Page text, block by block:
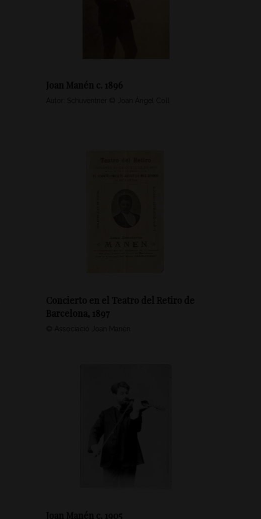
Joan Manén c. 1896
Autor: Schuventner © Joan Àngel Coll
Concierto en el Teatro del Retiro de
Barcelona, 1897
© Associació Joan Manén
Joan Manén c. 1905